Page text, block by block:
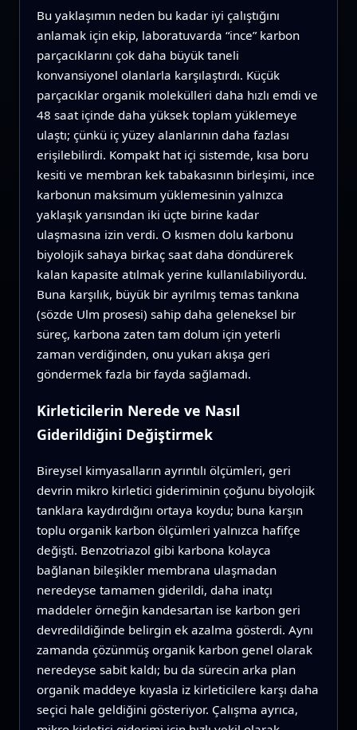
Bu yaklaşımın neden bu kadar iyi çalıştığını
anlamak için ekip, laboratuvarda “ince” karbon
parçacıklarını çok daha büyük taneli
konvansiyonel olanlarla karşılaştırdı. Küçük
parçacıklar organik molekülleri daha hızlı emdi ve
48 saat içinde daha yüksek toplam yüklemeye
ulaştı; çünkü iç yüzey alanlarının daha fazlası
erişilebilirdi. Kompakt hat içi sistemde, kısa boru
kesiti ve membran kek tabakasının birleşimi, ince
karbonun maksimum yüklemesinin yalnızca
yaklaşık yarısından iki üçte birine kadar
ulaşmasına izin verdi. O kısmen dolu karbonu
biyolojik sahaya birkaç saat daha döndürerek
kalan kapasite atılmak yerine kullanılabiliyordu.
Buna karşılık, büyük bir ayrılmış temas tankına
(sözde Ulm prosesi) sahip daha geleneksel bir
süreç, karbona zaten tam dolum için yeterli
zaman verdiğinden, onu yukarı akışa geri
göndermek fazla bir fayda sağlamadı.
Kirleticilerin Nerede ve Nasıl
Giderildiğini Değiştirmek
Bireysel kimyasalların ayrıntılı ölçümleri, geri
devrin mikro kirletici gideriminin çoğunu biyolojik
tanklara kaydırdığını ortaya koydu; buna karşın
toplu organik karbon ölçümleri yalnızca hafifçe
değişti. Benzotriazol gibi karbona kolayca
bağlanan bileşikler membrana ulaşmadan
neredeyse tamamen giderildi, daha inatçı
maddeler örneğin kandesartan ise karbon geri
devredildiğinde belirgin ek azalma gösterdi. Aynı
zamanda çözünmüş organik karbon genel olarak
neredeyse sabit kaldı; bu da sürecin arka plan
organik maddeye kıyasla iz kirleticilere karşı daha
seçici hale geldiğini gösteriyor. Çalışma ayrıca,